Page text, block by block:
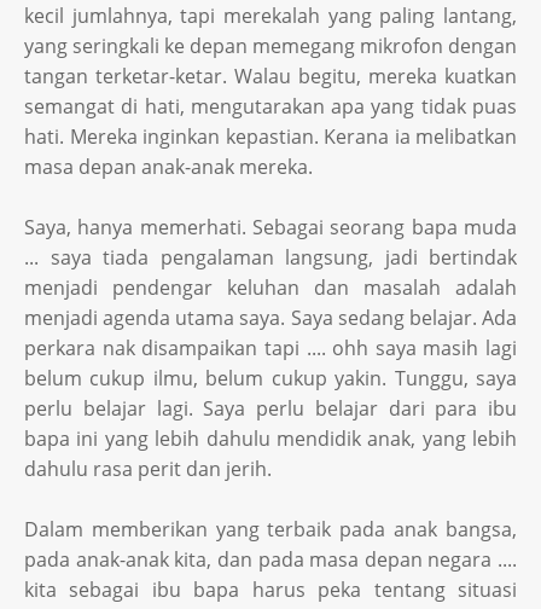
kecil jumlahnya, tapi merekalah yang paling lantang,
yang seringkali ke depan memegang mikrofon dengan
tangan terketar-ketar. Walau begitu, mereka kuatkan
semangat di hati, mengutarakan apa yang tidak puas
hati. Mereka inginkan kepastian. Kerana ia melibatkan
masa depan anak-anak mereka.
Saya, hanya memerhati. Sebagai seorang bapa muda
... saya tiada pengalaman langsung, jadi bertindak
menjadi pendengar keluhan dan masalah adalah
menjadi agenda utama saya. Saya sedang belajar. Ada
perkara nak disampaikan tapi .... ohh saya masih lagi
belum cukup ilmu, belum cukup yakin. Tunggu, saya
perlu belajar lagi. Saya perlu belajar dari para ibu
bapa ini yang lebih dahulu mendidik anak, yang lebih
dahulu rasa perit dan jerih.
Dalam memberikan yang terbaik pada anak bangsa,
pada anak-anak kita, dan pada masa depan negara ....
kita sebagai ibu bapa harus peka tentang situasi